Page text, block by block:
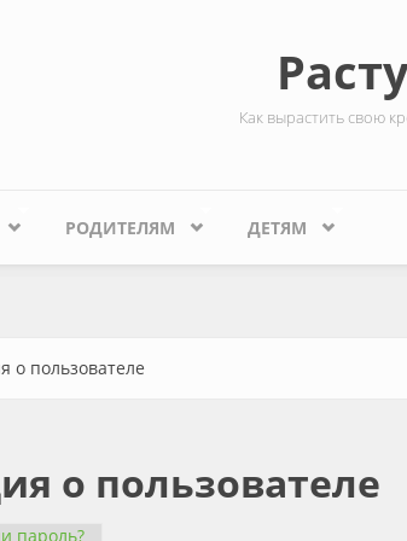
Как вырастить свою
РОДИТЕЛЯМ ДЕТЯМ
о пользователе
о пользователе
пароль?